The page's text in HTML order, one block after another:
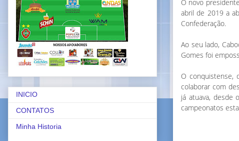
O novo
abril de 2019 a
Confederação.
Ao seu lado,
Gomes foi
O conquistense,
colaborar com
já atuava, desde
campeonatos
INICIO
CONTATOS
Minha Historia